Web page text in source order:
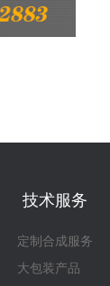
技术服务
定制合成服务
大包装产品